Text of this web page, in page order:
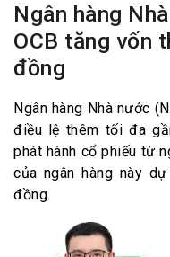
Ngân hàng
OCB tăng vốn
đồng
Ngân hàng Nhà nước
điều lệ thêm tối đa
phát hành cổ phiếu từ
của ngân hàng này
đồng.